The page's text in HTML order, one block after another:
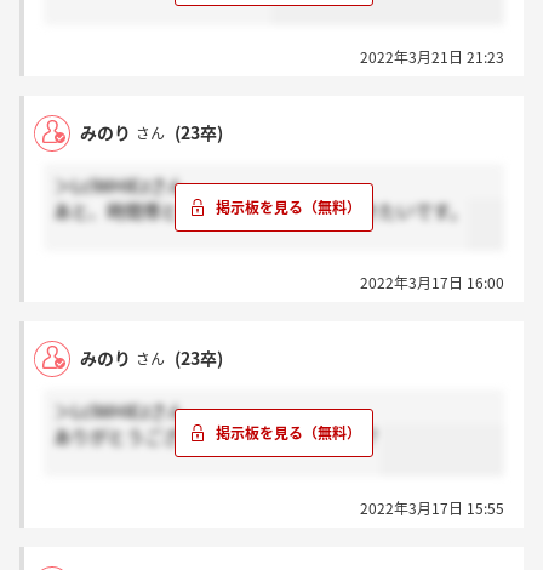
2022年3月21日 21:23
みのり さん (23卒)
＞LclWHIEzさん
あと、時間帯とかも良ければ教えて頂きたいです。
2022年3月17日 16:00
みのり さん (23卒)
＞LclWHIEzさん
ありがとうございます！電話でしたか？
2022年3月17日 15:55